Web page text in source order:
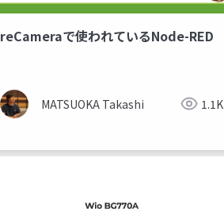
reCameraで使われているNode-RED
MATSUOKA Takashi 1.1K